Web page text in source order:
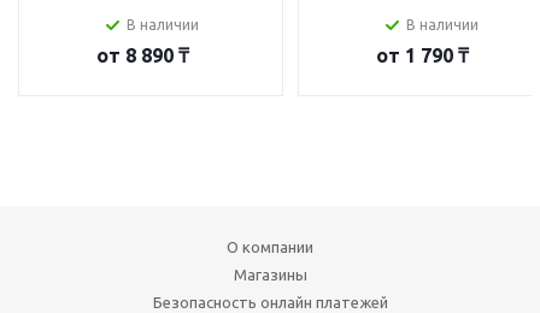
В наличии
от 8 890 ₸
В наличии
от 1 790 ₸
О компании
Магазины
Безопасность онлайн платежей